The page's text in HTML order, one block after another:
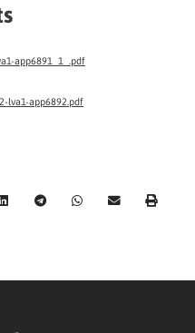
app6891_1_.pdf
lva1-app6892.pdf